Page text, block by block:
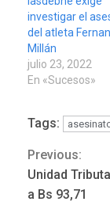
investigar el
del atleta
Millán
julio 23, 2022
En «Sucesos»
Tags:
Reading
Previous:
Unidad
a Bs 93,71